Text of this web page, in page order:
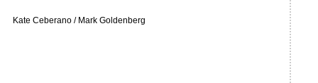
Kate Ceberano / Mark Goldenberg